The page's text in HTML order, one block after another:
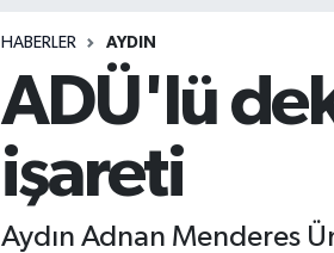
HABERLER AYDIN
ADÜ'lü
işareti
Aydın Adnan Menderes